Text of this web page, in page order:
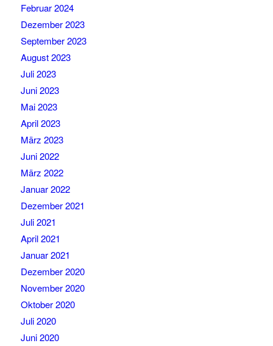
Februar 2024
Dezember 2023
September 2023
August 2023
Juli 2023
Juni 2023
Mai 2023
April 2023
März 2023
Juni 2022
März 2022
Januar 2022
Dezember 2021
Juli 2021
April 2021
Januar 2021
Dezember 2020
November 2020
Oktober 2020
Juli 2020
Juni 2020